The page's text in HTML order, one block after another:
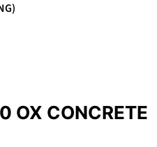
OX CONCRETE